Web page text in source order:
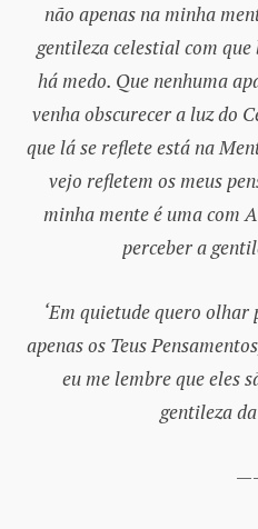
não apenas na minha
gentileza celestial com
há medo. Que nenhuma
venha obscurecer a luz do
que lá se reflete está na
vejo refletem os meus
minha mente é uma com
perceber a
‘Em quietude quero
apenas os Teus
eu me lembre que eles
gentileza